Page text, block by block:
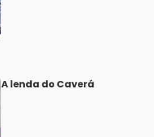
A lenda do Caverá